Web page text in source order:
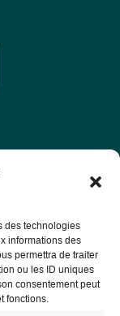
des technologies
informations des
permettra de traiter
ou les ID uniques
consentement peut
fonctions.